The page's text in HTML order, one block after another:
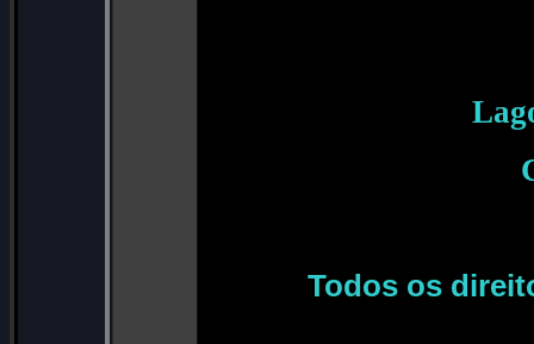
Todos os